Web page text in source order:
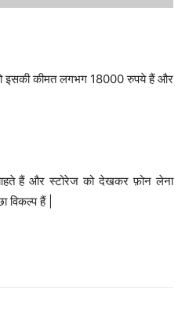
इसकी कीमत लगभग 18000 रुपये हैं और
हैं और स्टोरेज को देखकर फ़ोन लेना
हैं |